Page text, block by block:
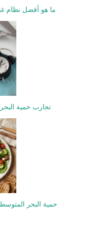
ما هو أفضل نظام
تجارب حمية
حمية البحر المتوسط 1800 سعرة: خطة أسبوعية